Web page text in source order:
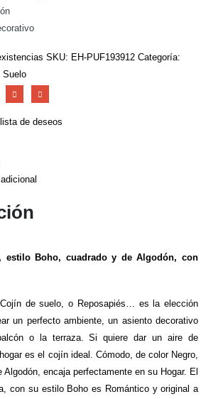
SKU: EH-PUF193912 Categoría:
Suelo
de deseos
estilo Boho, cuadrado y de Algodón, con
Cojín de suelo, o Reposapiés… es la elección
un perfecto ambiente, un asiento decorativo
o la terraza. Si quiere dar un aire de
es el cojín ideal. Cómodo, de color Negro,
Algodón, encaja perfectamente en su Hogar. El
con su estilo Boho es Romántico y original a